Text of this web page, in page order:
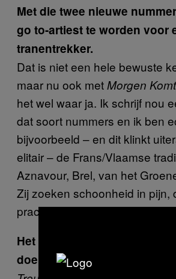
Met die twee nieuwe
go to-artiest te worden voor
tranentrekker.
Dat is niet een hele bewuste
maar nu ook metMorgen
het wel waar ja. Ik schrijf nou
dat soort nummers en ik ben
bijvoorbeeld – en dit klinkt
elitair – de Frans/Vlaamse
Aznavour, Brel, van het
Zij zoeken schoonheid in pijn,
prachtig.
Het zijn liedjes die het
doen op een begrafenis.